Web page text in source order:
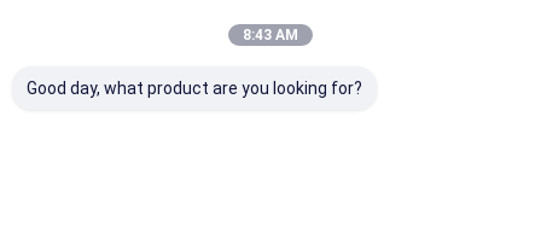
8:43 AM
Good day, what product are you looking for?